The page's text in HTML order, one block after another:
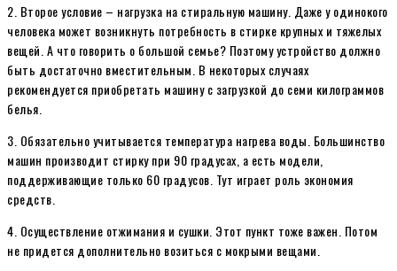
2. Второе условие – нагрузка на стиральную машину. Даже у одинокого
человека может возникнуть потребность в стирке крупных и тяжелых
вещей. А что говорить о большой семье? Поэтому устройство должно
быть достаточно вместительным. В некоторых случаях
рекомендуется приобретать машину с загрузкой до семи килограммов
белья.
3. Обязательно учитывается температура нагрева воды. Большинство
машин производит стирку при 90 градусах, а есть модели,
поддерживающие только 60 градусов. Тут играет роль экономия
средств.
4. Осуществление отжимания и сушки. Этот пункт тоже важен. Потом
не придется дополнительно возиться с мокрыми вещами.